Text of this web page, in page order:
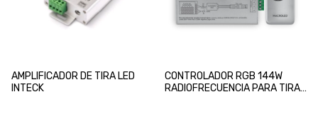
AMPLIFICADOR DE TIRA LED
INTECK
CONTROLADOR RGB 144W
RADIOFRECUENCIA PARA TIRA